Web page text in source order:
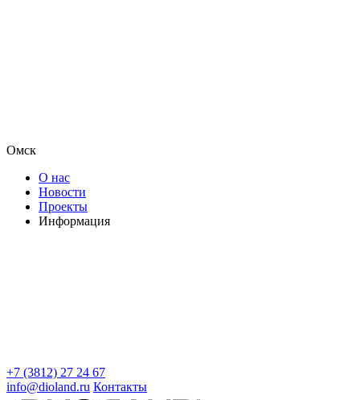
Омск
О нас
Новости
Проекты
Информация
+7 (3812) 27 24 67
info@dioland.ru Контакты